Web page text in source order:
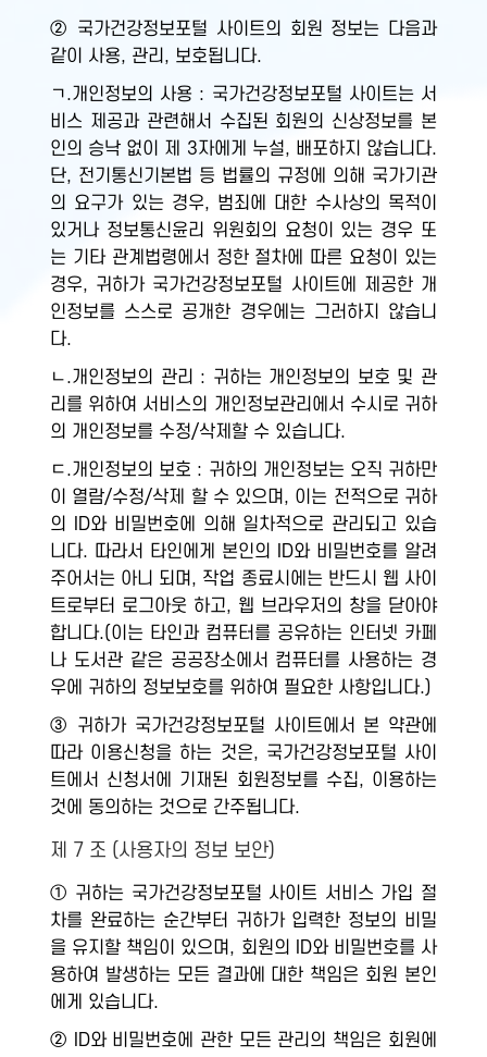
② 국가건강정보포털 사이트의 회원 정보는 다음과
같이 사용, 관리, 보호됩니다.
ㄱ.개인정보의 사용 : 국가건강정보포털 사이트는 서
비스 제공과 관련해서 수집된 회원의 신상정보를 본
인의 승낙 없이 제 3자에게 누설, 배포하지 않습니다.
단, 전기통신기본법 등 법률의 규정에 의해 국가기관
의 요구가 있는 경우, 범죄에 대한 수사상의 목적이
있거나 정보통신윤리 위원회의 요청이 있는 경우 또
는 기타 관계법령에서 정한 절차에 따른 요청이 있는
경우, 귀하가 국가건강정보포털 사이트에 제공한 개
인정보를 스스로 공개한 경우에는 그러하지 않습니
다.
ㄴ.개인정보의 관리 : 귀하는 개인정보의 보호 및 관
리를 위하여 서비스의 개인정보관리에서 수시로 귀하
의 개인정보를 수정/삭제할 수 있습니다.
ㄷ.개인정보의 보호 : 귀하의 개인정보는 오직 귀하만
이 열람/수정/삭제 할 수 있으며, 이는 전적으로 귀하
의 ID와 비밀번호에 의해 일차적으로 관리되고 있습
니다. 따라서 타인에게 본인의 ID와 비밀번호를 알려
주어서는 아니 되며, 작업 종료시에는 반드시 웹 사이
트로부터 로그아웃 하고, 웹 브라우저의 창을 닫아야
합니다.(이는 타인과 컴퓨터를 공유하는 인터넷 카페
나 도서관 같은 공공장소에서 컴퓨터를 사용하는 경
우에 귀하의 정보보호를 위하여 필요한 사항입니다.)
③ 귀하가 국가건강정보포털 사이트에서 본 약관에
따라 이용신청을 하는 것은, 국가건강정보포털 사이
트에서 신청서에 기재된 회원정보를 수집, 이용하는
것에 동의하는 것으로 간주됩니다.
제 7 조 (사용자의 정보 보안)
① 귀하는 국가건강정보포털 사이트 서비스 가입 절
차를 완료하는 순간부터 귀하가 입력한 정보의 비밀
을 유지할 책임이 있으며, 회원의 ID와 비밀번호를 사
용하여 발생하는 모든 결과에 대한 책임은 회원 본인
에게 있습니다.
② ID와 비밀번호에 관한 모든 관리의 책임은 회원에